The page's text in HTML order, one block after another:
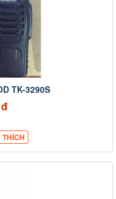
TK-3290S
THÍCH